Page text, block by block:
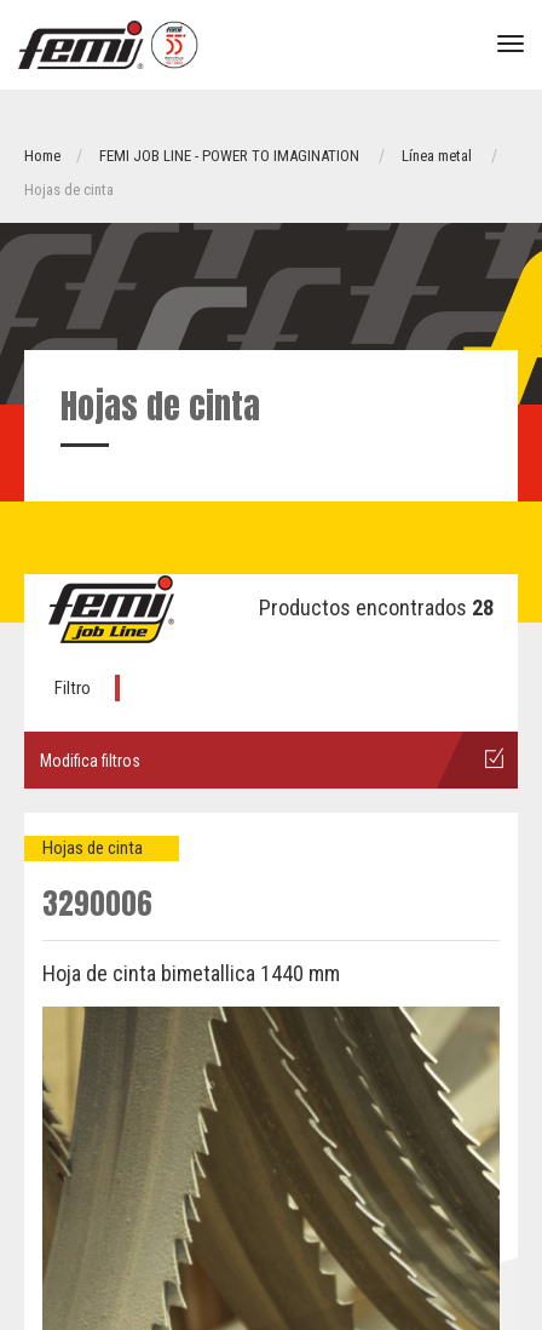
Home FEMI JOB LINE - POWER TO IMAGINATION
Línea metal
Hojas de cinta
Hojas de cinta
Productos encontrados 28
Filtro
Modifica filtros
Hojas de cinta
3290006
Hoja de cinta bimetallica 1440 mm